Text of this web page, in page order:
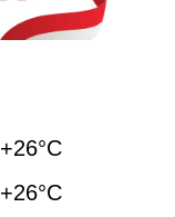
+26°C
+26°C